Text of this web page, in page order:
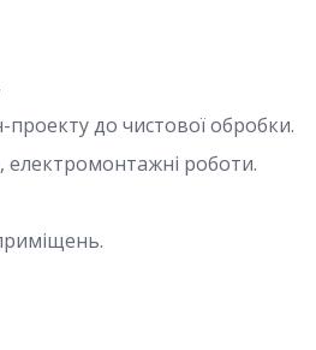
до чистової обробки.
електромонтажні роботи.